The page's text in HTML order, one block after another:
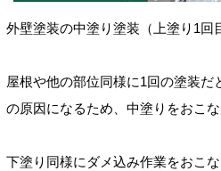
外壁塗装の中塗り塗装（上塗り1回
屋根や他の部位同様に1回の塗装
の原因になるため、中塗りをおこな
下塗り同様にダメ込み作業をおこな